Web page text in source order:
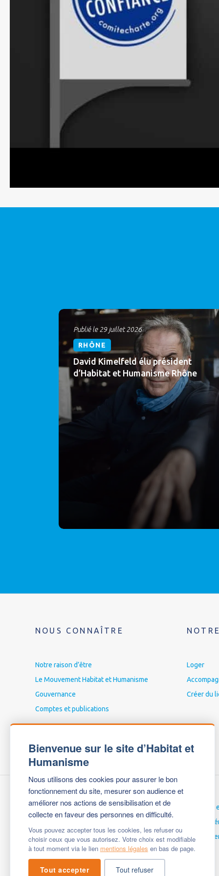
Bienvenue sur le site d’Habitat et
Humanisme
Nous utilisons des cookies pour assurer le bon
fonctionnement du site, mesurer son audience et
améliorer nos actions de sensibilisation et de
collecte en faveur des personnes en difficulté.
Vous pouvez accepter tous les cookies, les refuser ou
choisir ceux que vous autorisez. Votre choix est modifiable
à tout moment via le lien mentions légales en bas de page.
Tout accepter Tout refuser
Publié le 29 juillet 2026
RHÔNE
David Kimelfeld élu président
d’Habitat et Humanisme Rhône
NOUS CONNAÎTRE
Notre raison d’être
Le Mouvement Habitat et Humanisme
Gouvernance
Comptes et publications
Loger
Créer du
Nous contacter
Mentions légales
Questions fréquentes
Carrières
Espace
English